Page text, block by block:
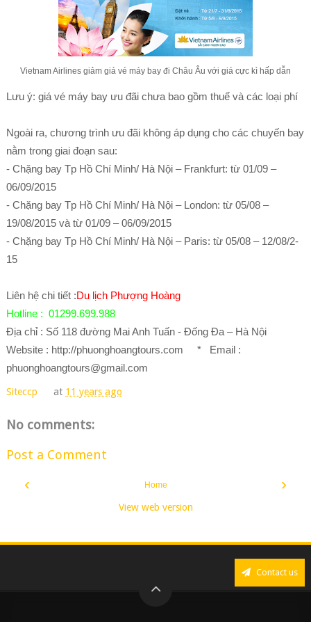
Vietnam Airlines giảm giá vé máy bay đi Châu Âu với giá cực kì hấp dẫn
Lưu ý: giá vé máy bay ưu đãi chưa bao gồm thuế và các loại phí
Ngoài ra, chương trình ưu đãi không áp dụng cho các chuyến bay
nằm trong giai đoạn sau:
- Chặng bay Tp Hồ Chí Minh/ Hà Nội – Frankfurt: từ 01/09 –
06/09/2015
- Chặng bay Tp Hồ Chí Minh/ Hà Nội – London: từ 05/08 –
19/08/2015 và từ 01/09 – 06/09/2015
- Chặng bay Tp Hồ Chí Minh/ Hà Nội – Paris: từ 05/08 – 12/08/2-
15
Liên hệ chi tiết :Du lịch Phượng Hoàng
Hotline : 01299.699.988
Địa chỉ : Số 118 đường Mai Anh Tuấn - Đống Đa – Hà Nội
Website : http://phuonghoangtours.com * Email :
phuonghoangtours@gmail.com
Siteccp at 11 years ago
No comments:
Post a Comment
‹ ›
Home
View web version
Contact us